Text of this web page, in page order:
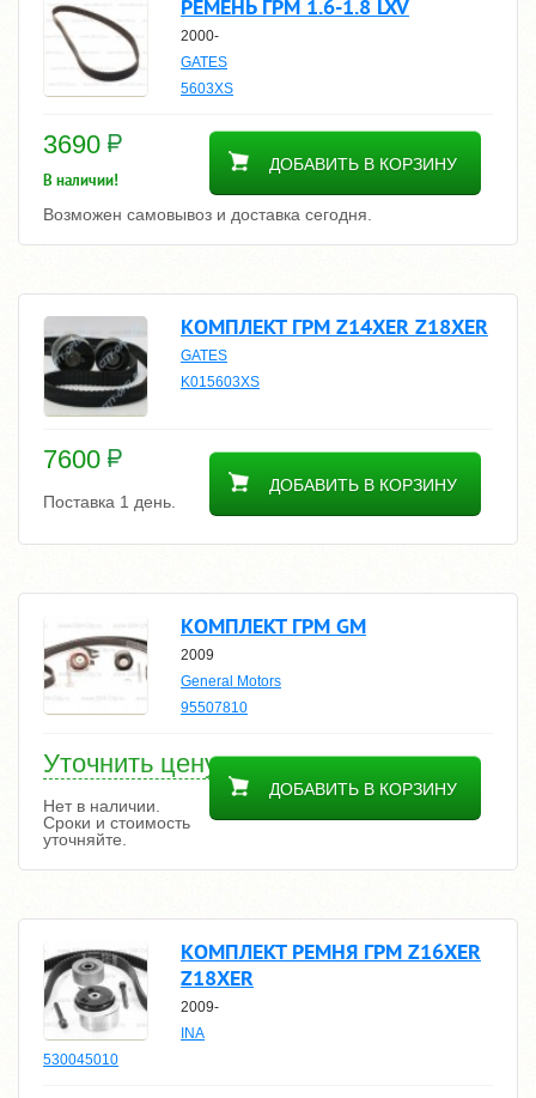
РЕМЕНЬ ГРМ 1.6-1.8 LXV
2000-
GATES
5603XS
3690
ДОБАВИТЬ В КОРЗИНУ
В наличии!
Возможен самовывоз и доставка сегодня.
КОМПЛЕКТ ГРМ Z14XER Z18XER
GATES
K015603XS
7600
ДОБАВИТЬ В КОРЗИНУ
Поставка 1 день.
КОМПЛЕКТ ГРМ GM
2009
General Motors
95507810
Уточнить цену
ДОБАВИТЬ В КОРЗИНУ
Нет в наличии.
Сроки и стоимость
уточняйте.
КОМПЛЕКТ РЕМНЯ ГРМ Z16XER
Z18XER
2009-
INA
530045010